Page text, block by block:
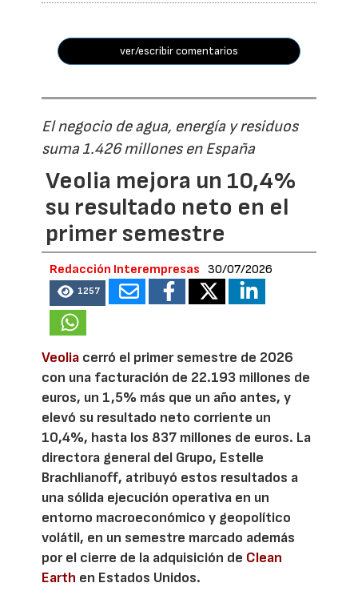
ver/escribir comentarios
El negocio de agua, energía y residuos
suma 1.426 millones en España
Veolia mejora un 10,4%
su resultado neto en el
primer semestre
Redacción Interempresas 30/07/2026
1257
Veolia cerró el primer semestre de 2026
con una facturación de 22.193 millones de
euros, un 1,5% más que un año antes, y
elevó su resultado neto corriente un
10,4%, hasta los 837 millones de euros. La
directora general del Grupo, Estelle
Brachlianoff, atribuyó estos resultados a
una sólida ejecución operativa en un
entorno macroeconómico y geopolítico
volátil, en un semestre marcado además
por el cierre de la adquisición de Clean
Earth en Estados Unidos.